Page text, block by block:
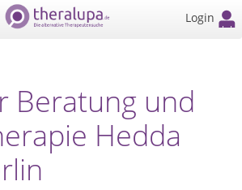
Login
Beratung und
Hedda